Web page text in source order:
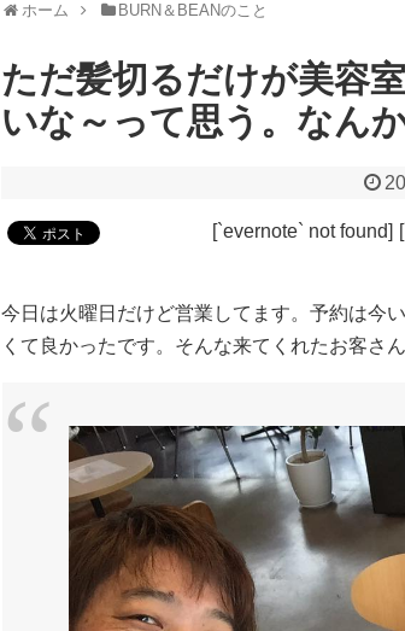
ホーム BURN＆BEANのこと
ただ髪切るだけが美容
いな～って思う。なん
[`evernote` not found]
今日は火曜日だけど営業してます。予約は今
くて良かったです。そんな来てくれたお客さん